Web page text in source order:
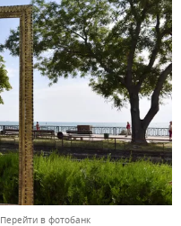
Перейти в фотобанк